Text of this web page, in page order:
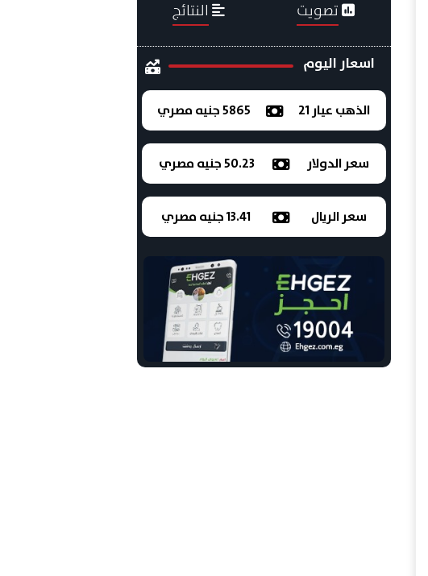
تصويت النتائج
اسعار اليوم
الذهب عيار 21 5865 جنيه مصري
سعر الدولار 50.23 جنيه مصري
سعر الريال 13.41 جنيه مصري